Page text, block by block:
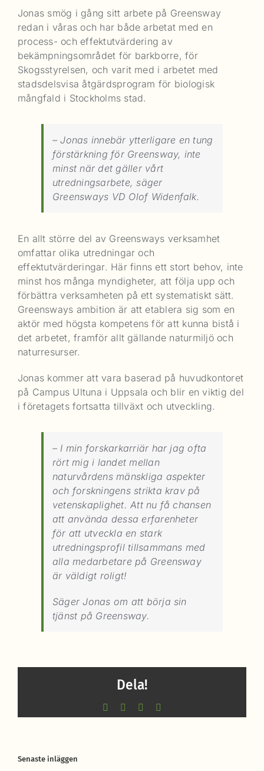
Jonas smög i gång sitt arbete på Greensway
redan i våras och har både arbetat med en
process- och effektutvärdering av
bekämpningsområdet för barkborre, för
Skogsstyrelsen, och varit med i arbetet med
stadsdelsvisa åtgärdsprogram för biologisk
mångfald i Stockholms stad.
– Jonas innebär ytterligare en tung
förstärkning för Greensway, inte
minst när det gäller vårt
utredningsarbete, säger
Greensways VD Olof Widenfalk.
En allt större del av Greensways verksamhet
omfattar olika utredningar och
effektutvärderingar. Här finns ett stort behov, inte
minst hos många myndigheter, att följa upp och
förbättra verksamheten på ett systematiskt sätt.
Greensways ambition är att etablera sig som en
aktör med högsta kompetens för att kunna bistå i
det arbetet, framför allt gällande naturmiljö och
naturresurser.
Jonas kommer att vara baserad på huvudkontoret
på Campus Ultuna i Uppsala och blir en viktig del
i företagets fortsatta tillväxt och utveckling.
– I min forskarkarriär har jag ofta
rört mig i landet mellan
naturvårdens mänskliga aspekter
och forskningens strikta krav på
vetenskaplighet. Att nu få chansen
att använda dessa erfarenheter
för att utveckla en stark
utredningsprofil tillsammans med
alla medarbetare på Greensway
är väldigt roligt!
Säger Jonas om att börja sin
tjänst på Greensway.
Dela!
Facebook LinkedIn
post
Senaste inläggen